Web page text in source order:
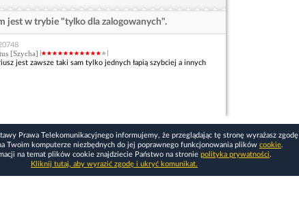
jest w trybie "tylko dla zalogowanych".
[Szycha]
jest zawsze taki sam tylko jednych łapią szybciej a innych
Prawa Telekomunikacyjnego informujemy, że przeglądając tę stronę wyrażasz zgodę
Twoim komputerze niezbędnych do jej poprawnego funkcjonowania plików cookie.
na temat plików cookie znajdziecie Państwo na stronie polityka prywatności.
Kliknij tutaj, aby wyrazić zgodę i ukryć komunikat.